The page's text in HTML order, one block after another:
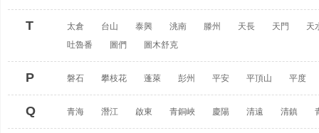
T 太倉 台山 泰興 洮南 滕州 天長 天門
天
吐魯番
圖們 圖木舒克
P 磐石 攀枝花 蓬萊 彭州 平安 平頂山 平度
Q 青海 潛江 啟東 青銅峽 慶陽 清遠 清鎮